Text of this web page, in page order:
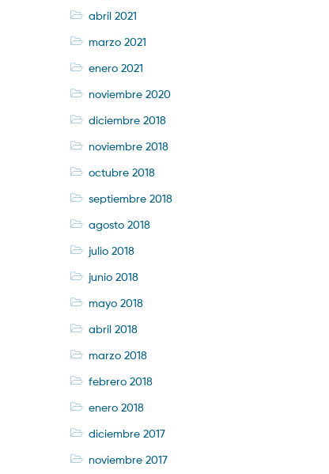
abril 2021
marzo 2021
enero 2021
noviembre 2020
diciembre 2018
noviembre 2018
octubre 2018
septiembre 2018
agosto 2018
julio 2018
junio 2018
mayo 2018
abril 2018
marzo 2018
febrero 2018
enero 2018
diciembre 2017
noviembre 2017